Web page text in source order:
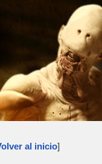
al inicio]